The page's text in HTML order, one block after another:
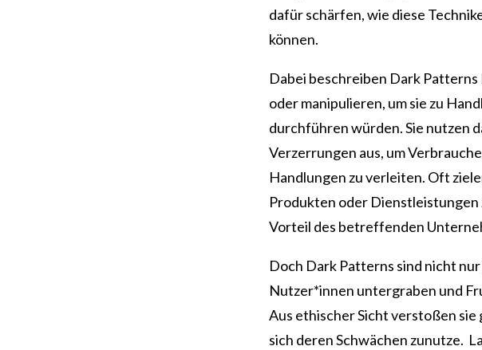
dafür schärfen, wie diese
können.
Dabei beschreiben Dark
oder manipulieren, um sie zu
durchführen würden. Sie nutzen
Verzerrungen aus, um
Handlungen zu verleiten. Oft
Produkten oder
Vorteil des betreffenden
Doch Dark Patterns sind nicht
Nutzer*innen untergraben und
Aus ethischer Sicht verstoßen
sich deren Schwächen zunutze.